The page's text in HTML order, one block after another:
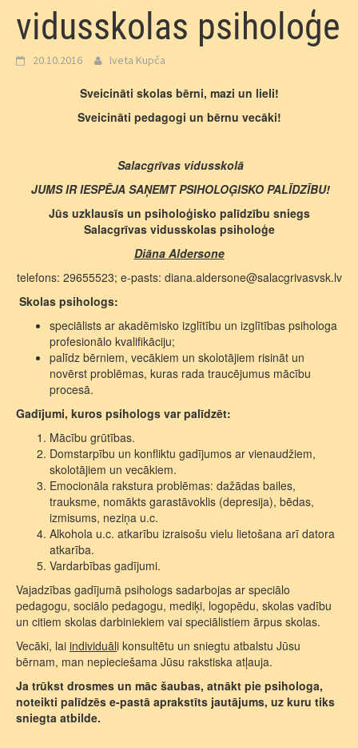
vidusskolas psiholoģe
20.10.2016 Iveta Kupča
Sveicināti skolas bērni, mazi un lieli!
Sveicināti pedagogi un bērnu vecāki!
Salacgrīvas vidusskolā
JUMS IR IESPĒJA SAŅEMT PSIHOLOĢISKO PALĪDZĪBU!
Jūs uzklausīs un psiholoģisko palīdzību sniegs
Salacgrīvas vidusskolas psiholoģe
Diāna Aldersone
telefons: 29655523; e-pasts: diana.aldersone@salacgrivasvsk.lv
Skolas psihologs:
speciālists ar akadēmisko izglītību un izglītības psihologa
profesionālo kvalifikāciju;
palīdz bērniem, vecākiem un skolotājiem risināt un
novērst problēmas, kuras rada traucējumus mācību
procesā.
Gadījumi, kuros psihologs var palīdzēt:
Mācību grūtības.
Domstarpību un konfliktu gadījumos ar vienaudžiem,
skolotājiem un vecākiem.
Emocionāla rakstura problēmas: dažādas bailes,
trauksme, nomākts garastāvoklis (depresija), bēdas,
izmisums, neziņa u.c.
Alkohola u.c. atkarību izraisošu vielu lietošana arī datora
atkarība.
Vardarbības gadījumi.
Vajadzības gadījumā psihologs sadarbojas ar speciālo
pedagogu, sociālo pedagogu, mediķi, logopēdu, skolas vadību
un citiem skolas darbiniekiem vai speciālistiem ārpus skolas.
Vecāki, lai individuāli konsultētu un sniegtu atbalstu Jūsu
bērnam, man nepieciešama Jūsu rakstiska atļauja.
Ja trūkst drosmes un māc šaubas, atnākt pie psihologa,
noteikti palīdzēs e-pastā aprakstīts jautājums, uz kuru tiks
sniegta atbilde.